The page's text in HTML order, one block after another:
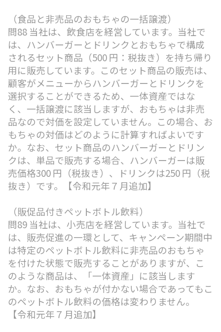
（食品と非売品のおもちゃの一括譲渡）
問88 当社は、飲食店を経営しています。当社で
は、ハンバーガーとドリンクとおもちゃで構成
されるセット商品（500 円：税抜き）を持ち帰り
用に販売しています。このセット商品の販売は、
顧客がメニューからハンバーガーとドリンクを
選択することができるため、一体資産ではな
く、一括譲渡に該当しますが、おもちゃは非売
品なので対価を設定していません。この場合、お
もちゃの対価はどのように計算すればよいです
か。なお、セット商品のハンバーガーとドリン
クは、単品で販売する場合、ハンバーガーは販
売価格300 円（税抜き）、ドリンクは250 円（税
抜き）です。【令和元年７月追加】
（販促品付きペットボトル飲料）
問89 当社は、小売店を経営しています。当社で
は、販売促進の一環として、キャンペーン期間中
は特定のペットボトル飲料に非売品のおもちゃ
を付けた状態で販売することがありますが、こ
のような商品は、「一体資産」に該当します
か。なお、おもちゃが付かない場合であってもこ
のペットボトル飲料の価格は変わりません。
【令和元年７月追加】